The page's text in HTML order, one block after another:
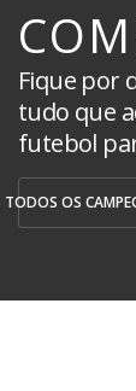
Fique por
tudo que
futebol
TODOS OS